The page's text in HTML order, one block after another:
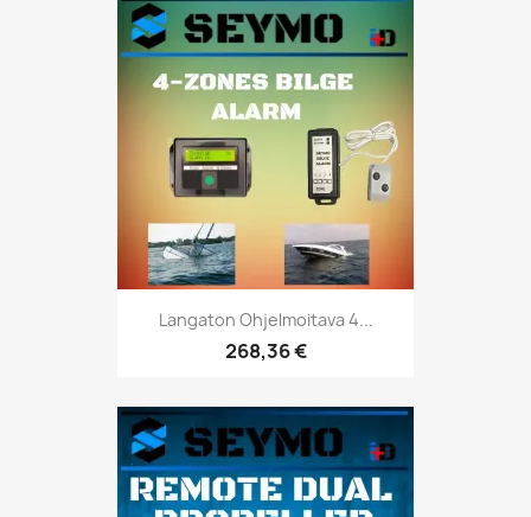
Langaton Ohjelmoitava 4...
268,36 €